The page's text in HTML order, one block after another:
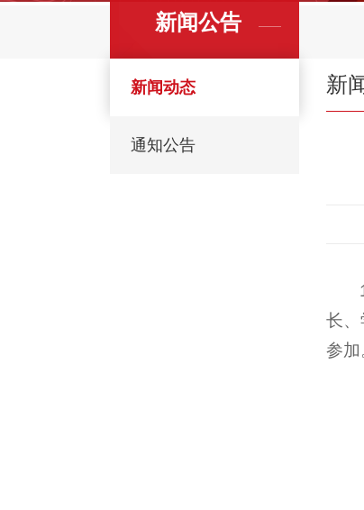
新闻公告
新闻动态
通知公告
新
长
参加